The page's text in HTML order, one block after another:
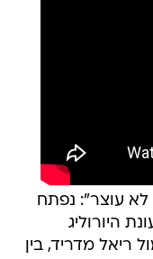
לא עוצר": נפתח
היורוליג
ריאל מדריד, בין